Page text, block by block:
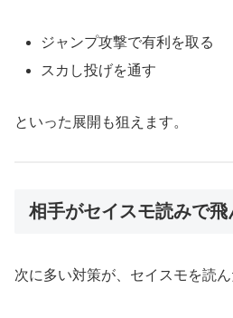
ジャンプ攻撃で有利を取る
スカし投げを通す
といった展開も狙えます。
相手がセイスモ読みで
次に多い対策が、セイスモを読ん